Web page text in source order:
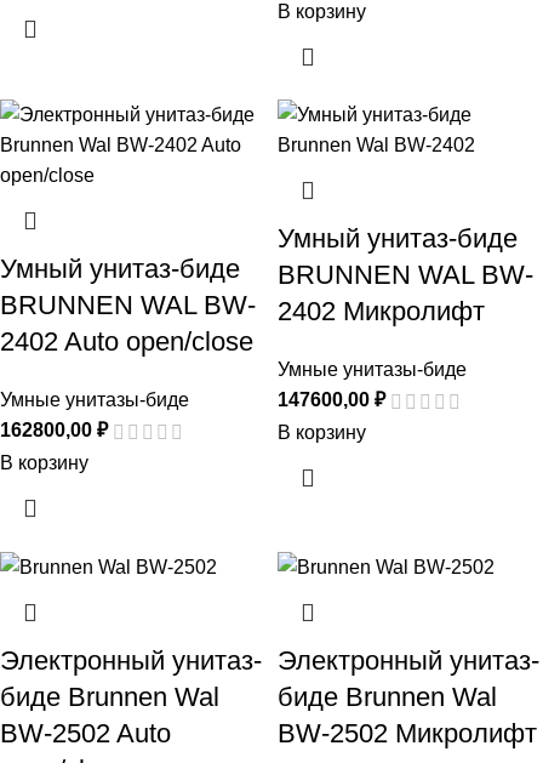
В корзину
Умный унитаз-биде
BRUNNEN WAL BW-
2402 Auto open/close
Умные унитазы-биде
162800,00 ₽
В корзину
Умный унитаз-биде
BRUNNEN WAL BW-
2402 Микролифт
Умные унитазы-биде
147600,00 ₽
В корзину
Электронный унитаз-
биде Brunnen Wal
BW-2502 Auto
Электронный унитаз-
биде Brunnen Wal
BW-2502 Микролифт